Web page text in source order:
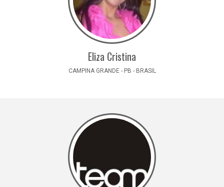
Eliza Cristina
CAMPINA GRANDE - PB - BRASIL